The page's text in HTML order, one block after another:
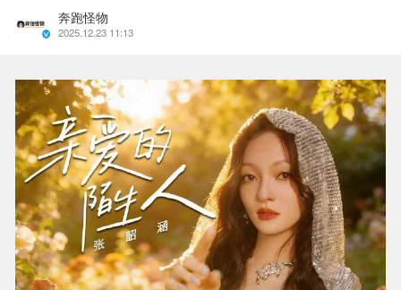
奔跑怪物
2025.12.23 11:13